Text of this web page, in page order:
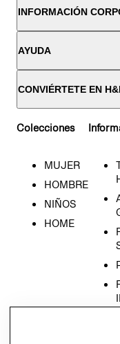
INFORMACIÓN
AYUDA
CONVIÉRTETE EN
Colecciones
MUJER
HOMBRE
NIÑOS
HOME